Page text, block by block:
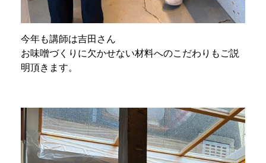
今年も講師は吉田さん
お味噌づくりに欠かせない材料へのこだわりもご説
明頂きます。